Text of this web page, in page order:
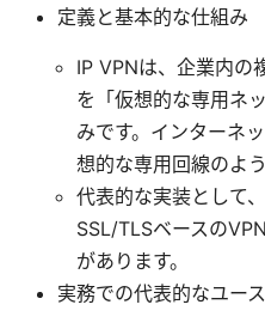
定義と基本的な仕組み
IP VPNは、企業内の
を「仮想的な専用ネ
みです。インターネ
想的な専用回線のよ
代表的な実装として
SSL/TLSベースの
があります。
実務での代表的なユー